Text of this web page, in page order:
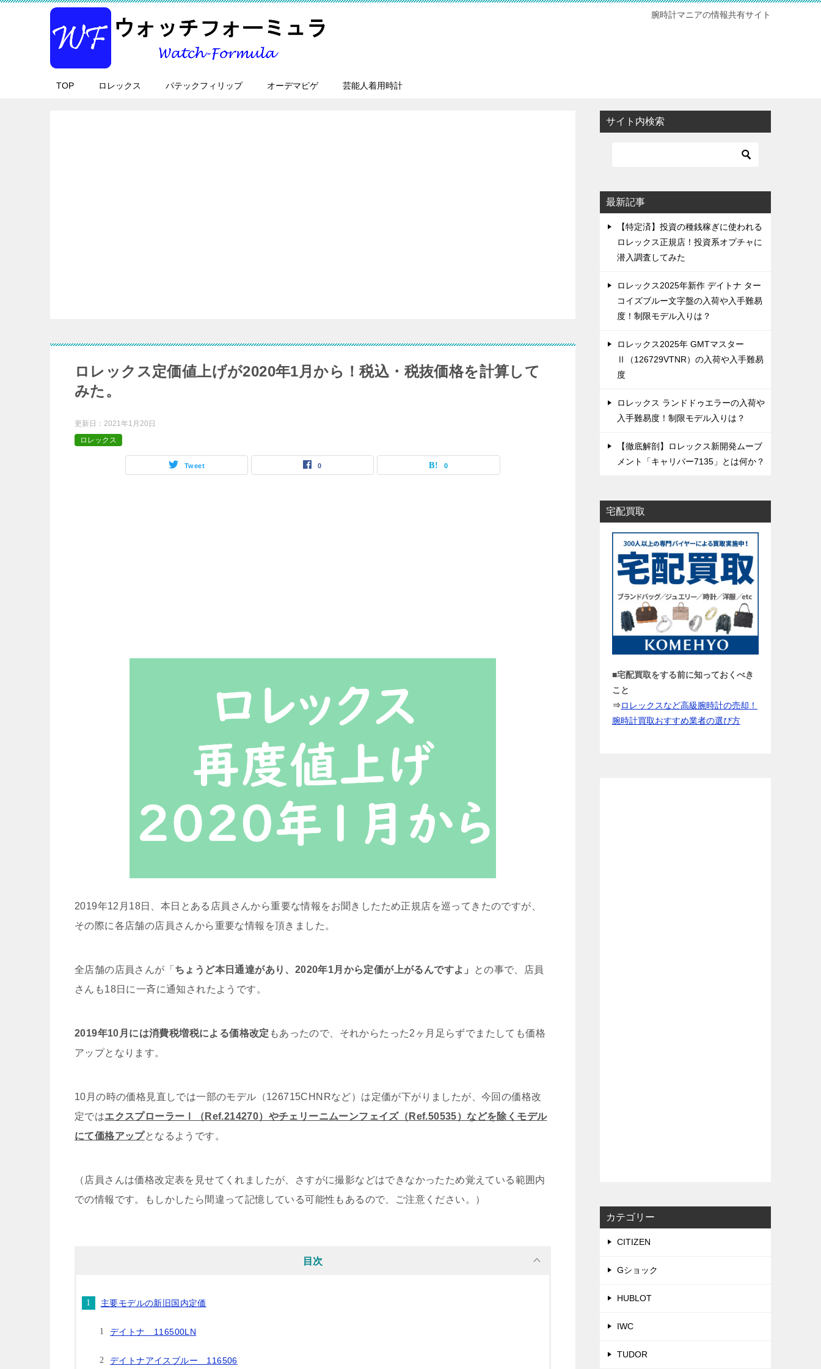
腕時計マニアの情報共有サイト
TOP ロレックス パテックフィリップ オーデマピゲ 芸能人着用時計
ロレックス定価値上げが2020年1月から！税込・税抜価格を計算して
みた。
更新日： 2021年1月20日
ロレックス
Tweet 0 0
2019年12月18日、本日とある店員さんから重要な情報をお聞きしたため正規店を巡ってきたのですが、
その際に各店舗の店員さんから重要な情報を頂きました。
全店舗の店員さんが「 ちょうど本日通達があり、2020年1月から定価が上がるんですよ」
との事で、店員
さんも18日に一斉に通知されたようです。
2019年10月には消費税増税による価格改定 もあったので、それからたった2ヶ月足らずでまたしても価格
アップとなります。
10月の時の価格見直しでは一部のモデル（126715CHNRなど）は定価が下がりましたが、今回の価格改
定ではエクスプローラーⅠ（Ref.214270）やチェリーニムーンフェイズ（Ref.50535）などを除くモデル
にて価格アップとなるようです。
（店員さんは価格改定表を見せてくれましたが、さすがに撮影などはできなかったため覚えている範囲内
での情報です。もしかしたら間違って記憶している可能性もあるので、ご注意ください。）
目次
主要モデルの新旧国内定価
デイトナ 116500LN
デイトナアイスブルー 116506
サイト内検索
最新記事
【特定済】投資の種銭稼ぎに使われる
ロレックス正規店！投資系オプチャに
潜入調査してみた
ロレックス2025年新作 デイトナ ター
コイズブルー文字盤の入荷や入手難易
度！制限モデル入りは？
ロレックス2025年 GMTマスター
Ⅱ（126729VTNR）の入荷や入手難易
度
ロレックス ランドドゥエラーの入荷や
入手難易度！制限モデル入りは？
【徹底解剖】ロレックス新開発ムーブ
メント「キャリバー7135」とは何か？
宅配買取
■宅配買取をする前に知っておくべき
こと
⇒ロレックスなど高級腕時計の売却！
腕時計買取おすすめ業者の選び方
カテゴリー
CITIZEN
Gショック
HUBLOT
IWC
TUDOR